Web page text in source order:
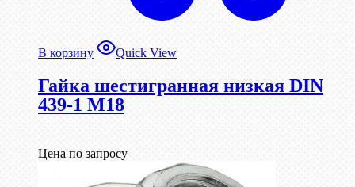
В корзину Quick View
Гайка шестигранная низкая DIN
439-1 М18
Цена по запросу